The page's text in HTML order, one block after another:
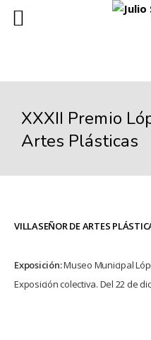
XXXII Premio
Artes Plásticas
VILLASEÑOR DE ARTES
Exposición:Museo Municipal
Exposición colectiva. Del 22 de